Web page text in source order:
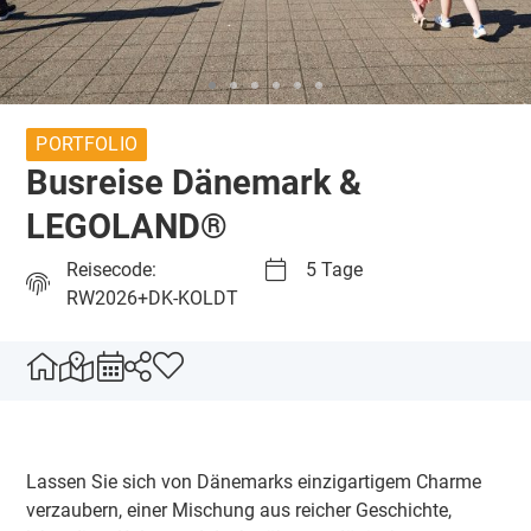
PORTFOLIO
Busreise Dänemark &
LEGOLAND®
Reisecode:
RW2026+DK-KOLDT
5 Tage
Lassen Sie sich von Dänemarks einzigartigem Charme
verzaubern, einer Mischung aus reicher Geschichte,